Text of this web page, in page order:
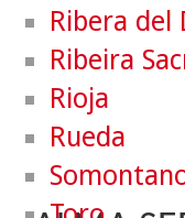
Ribera del
Ribeira
Rioja
Rueda